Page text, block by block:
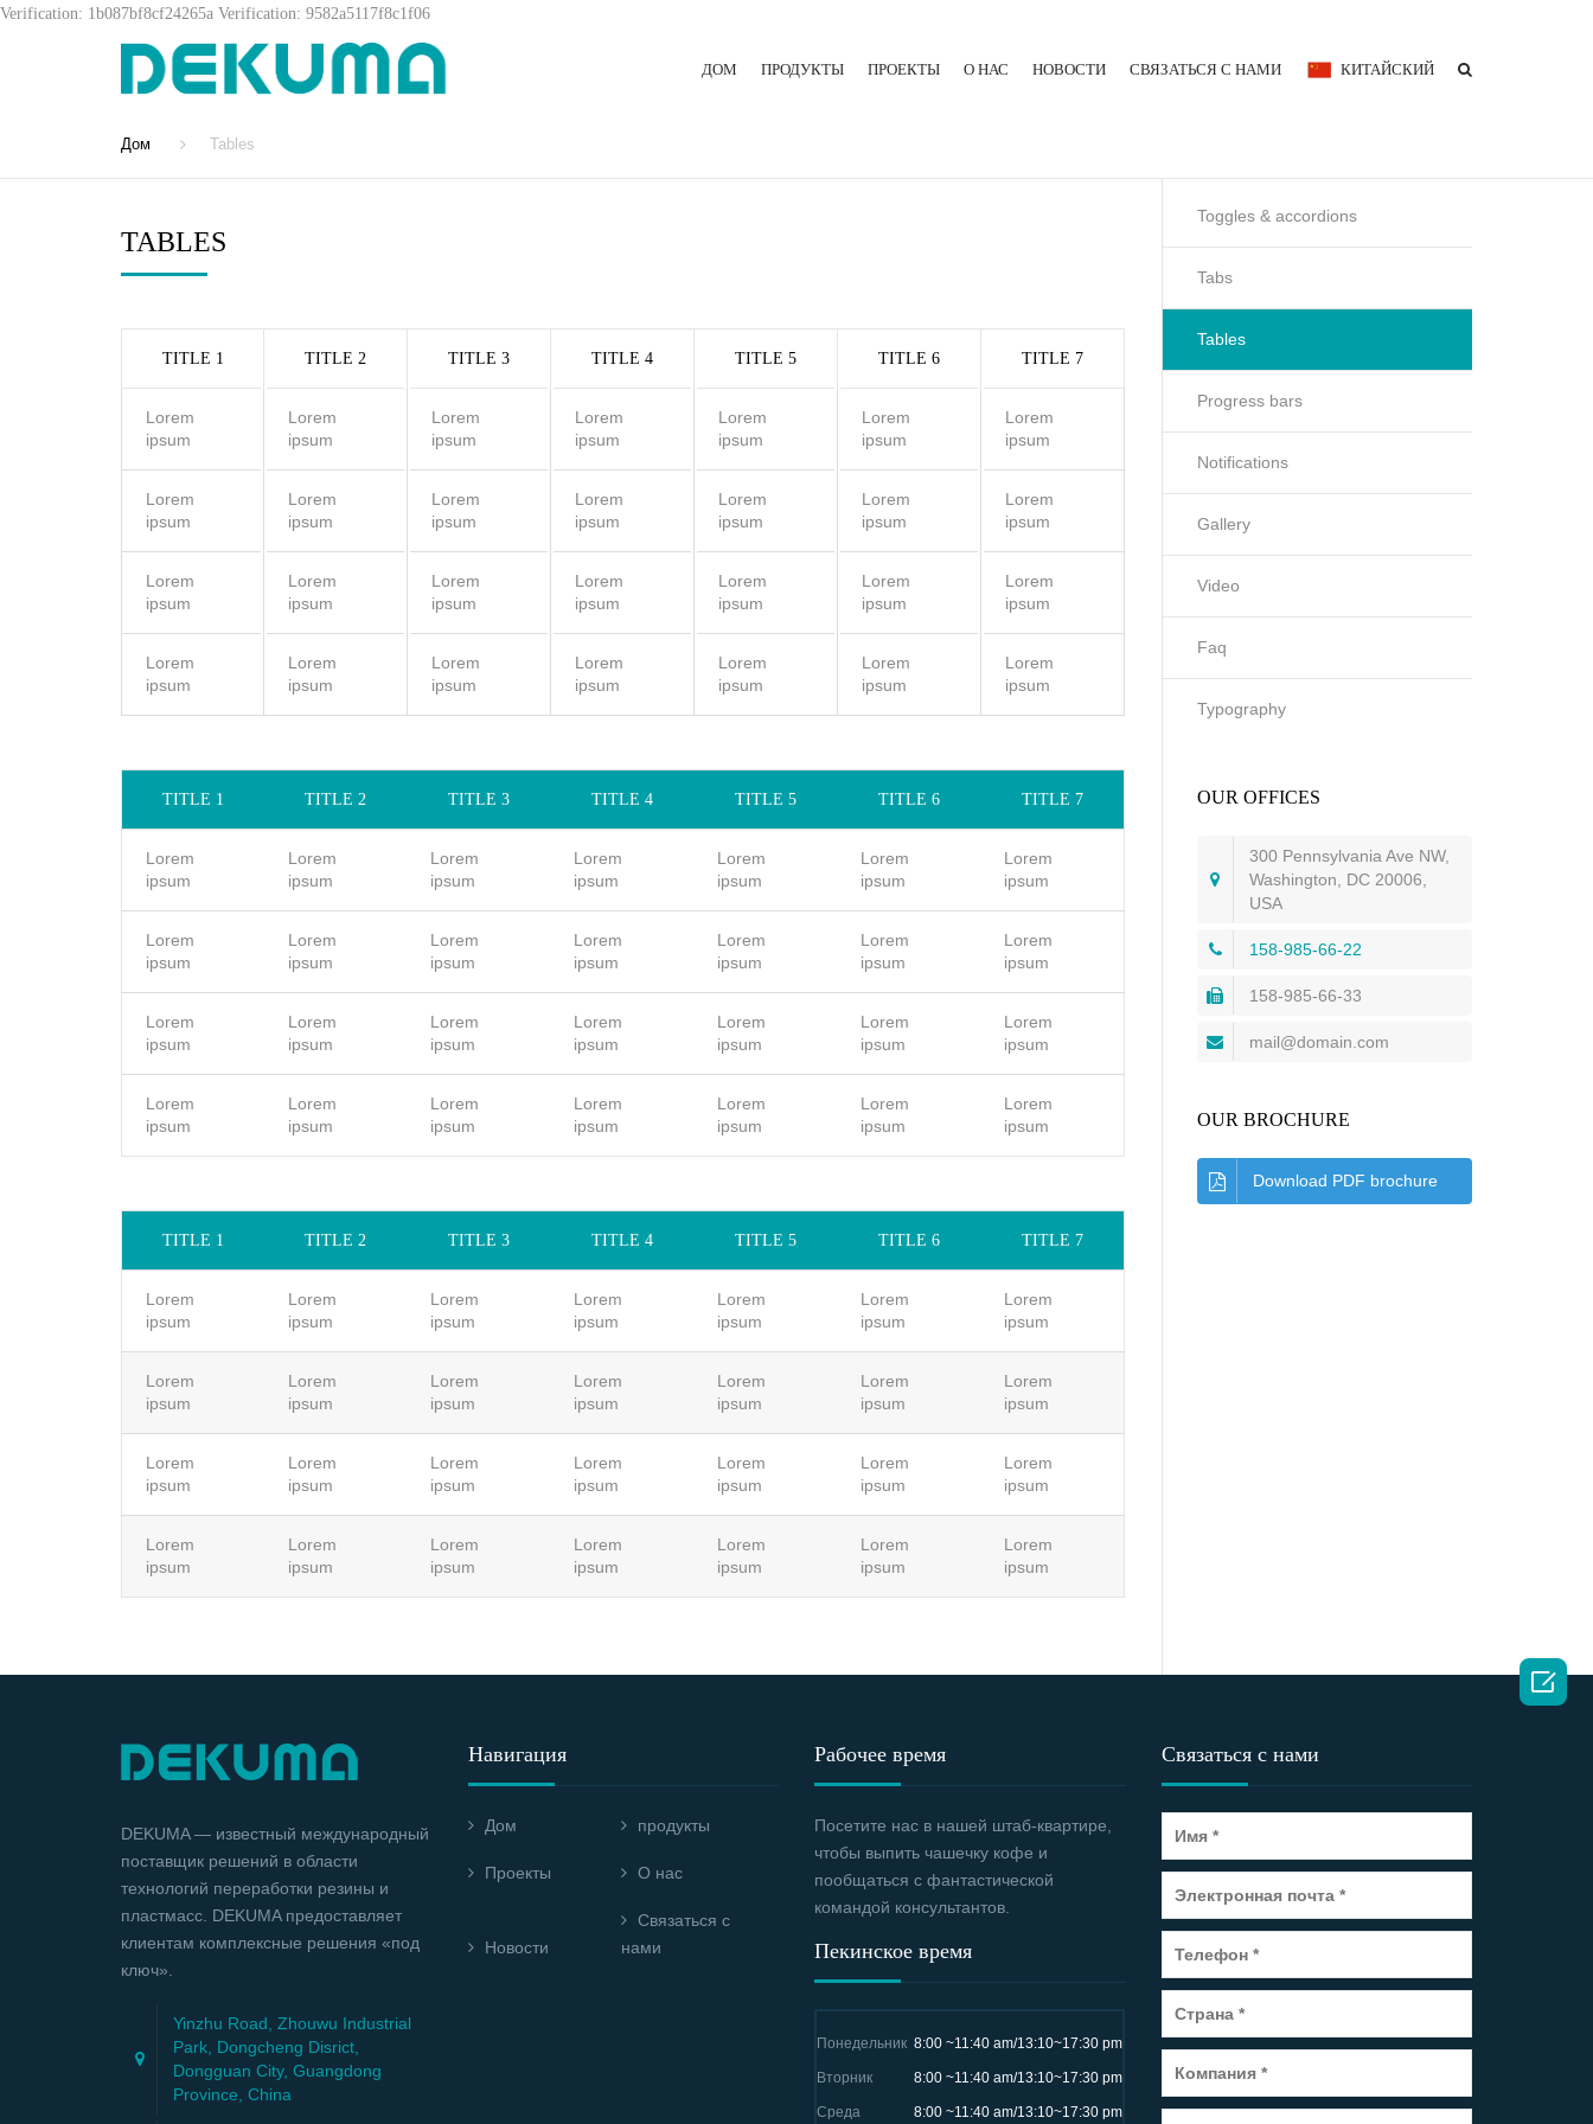
Verification: 1b087bf8cf24265a Verification: 9582a5117f8c1f06
ДОМ ПРОДУКТЫ ПРОЕКТЫ О НАС НОВОСТИ СВЯЗАТЬСЯ С НАМИ КИТАЙСКИЙ
Дом Tables
TABLES
TITLE 1 TITLE 2 TITLE 3 TITLE 4 TITLE 5 TITLE 6 TITLE 7
Lorem
ipsum
Lorem
ipsum
Lorem
ipsum
Lorem
ipsum
Lorem
ipsum
Lorem
ipsum
Lorem
ipsum
Lorem
ipsum
Lorem
ipsum
Lorem
ipsum
Lorem
ipsum
Lorem
ipsum
Lorem
ipsum
Lorem
ipsum
Lorem
ipsum
Lorem
ipsum
Lorem
ipsum
Lorem
ipsum
Lorem
ipsum
Lorem
ipsum
Lorem
ipsum
Lorem
ipsum
Lorem
ipsum
Lorem
ipsum
Lorem
ipsum
Lorem
ipsum
Lorem
ipsum
Lorem
ipsum
TITLE 1 TITLE 2 TITLE 3 TITLE 4 TITLE 5 TITLE 6 TITLE 7
Lorem
ipsum
Lorem
ipsum
Lorem
ipsum
Lorem
ipsum
Lorem
ipsum
Lorem
ipsum
Lorem
ipsum
Lorem
ipsum
Lorem
ipsum
Lorem
ipsum
Lorem
ipsum
Lorem
ipsum
Lorem
ipsum
Lorem
ipsum
Lorem
ipsum
Lorem
ipsum
Lorem
ipsum
Lorem
ipsum
Lorem
ipsum
Lorem
ipsum
Lorem
ipsum
Lorem
ipsum
Lorem
ipsum
Lorem
ipsum
Lorem
ipsum
Lorem
ipsum
Lorem
ipsum
Lorem
ipsum
TITLE 1 TITLE 2 TITLE 3 TITLE 4 TITLE 5 TITLE 6 TITLE 7
Lorem
ipsum
Lorem
ipsum
Lorem
ipsum
Lorem
ipsum
Lorem
ipsum
Lorem
ipsum
Lorem
ipsum
Lorem
ipsum
Lorem
ipsum
Lorem
ipsum
Lorem
ipsum
Lorem
ipsum
Lorem
ipsum
Lorem
ipsum
Lorem
ipsum
Lorem
ipsum
Lorem
ipsum
Lorem
ipsum
Lorem
ipsum
Lorem
ipsum
Lorem
ipsum
Lorem
ipsum
Lorem
ipsum
Lorem
ipsum
Lorem
ipsum
Lorem
ipsum
Lorem
ipsum
Lorem
ipsum
Toggles & accordions
Tabs
Tables
Progress bars
Notifications
Gallery
Video
Faq
Typography
OUR OFFICES
300 Pennsylvania Ave NW,
Washington, DC 20006,
USA
158-985-66-22
158-985-66-33
mail@domain.com
OUR BROCHURE
Download PDF brochure
DEKUMA — известный международный
поставщик решений в области
технологий переработки резины и
пластмасс. DEKUMA предоставляет
клиентам комплексные решения «под
ключ».
Yinzhu Road, Zhouwu Industrial
Park, Dongcheng Disrict,
Dongguan City, Guangdong
Province, China
Навигация
Дом продукты
Проекты О нас
Новости
Связаться с
нами
Рабочее время
Посетите нас в нашей штаб-квартире,
чтобы выпить чашечку кофе и
пообщаться с фантастической
командой консультантов.
Пекинское время
Понедельник 8:00 ~11:40 am/13:10~17:30 pm
Вторник 8:00 ~11:40 am/13:10~17:30 pm
Среда 8:00 ~11:40 am/13:10~17:30 pm
Связаться с нами
